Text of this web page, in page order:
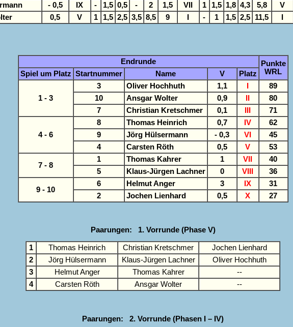
- 0,5 IX - 1,5 0,5 - 2 1,5 VII 1 1,5 1,8 4,3 5,8 V
0,5 V 1 1,5 2,5 3,5 8,5 9 - 1 1,5 2,5 11,5
Endrunde
Punkte
WRL
Spiel um Platz Startnummer Name V Platz
1 - 3
3 Oliver Hochhuth 1,1
89
10
Ansgar Wolter 0,9
80
7
Christian Kretschmer 0,1 71
4 - 6
8 Thomas Heinrich 0,7 IV
62
9
Jörg Hülsermann - 0,3 VI
45
4
Carsten Röth 0,5 V 53
7 - 8
1 Thomas Kahrer 1 VII
40
5
Klaus-Jürgen Lachner 0 VIII 36
9 - 10
6 Helmut Anger 3 IX
31
2
Jochen Lienhard 0,5 X 27
Paarungen: 1. Vorrunde (Phase V)
1 Thomas Heinrich Christian Kretschmer
Jochen Lienhard
2
Jörg Hülsermann Klaus-Jürgen Lachner
Oliver Hochhuth
3
Helmut Anger Thomas Kahrer
--
4
Carsten Röth Ansgar Wolter --
Paarungen: 2. Vorrunde (Phasen I – IV)